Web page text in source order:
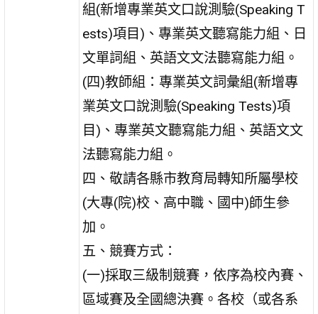
組(新增專業英文口說測驗(Speaking T
ests)項目)、專業英文聽寫能力組、日
文單詞組、英語文文法聽寫能力組。
(四)教師組：專業英文詞彙組(新增專
業英文口說測驗(Speaking Tests)項
目)、專業英文聽寫能力組、英語文文
法聽寫能力組。
四、敬請各縣市教育局轉知所屬學校
(大專(院)校、高中職、國中)師生參
加。
五、競賽方式：
(一)採取三級制競賽，依序為校內賽、
區域賽及全國總決賽。各校（或各系